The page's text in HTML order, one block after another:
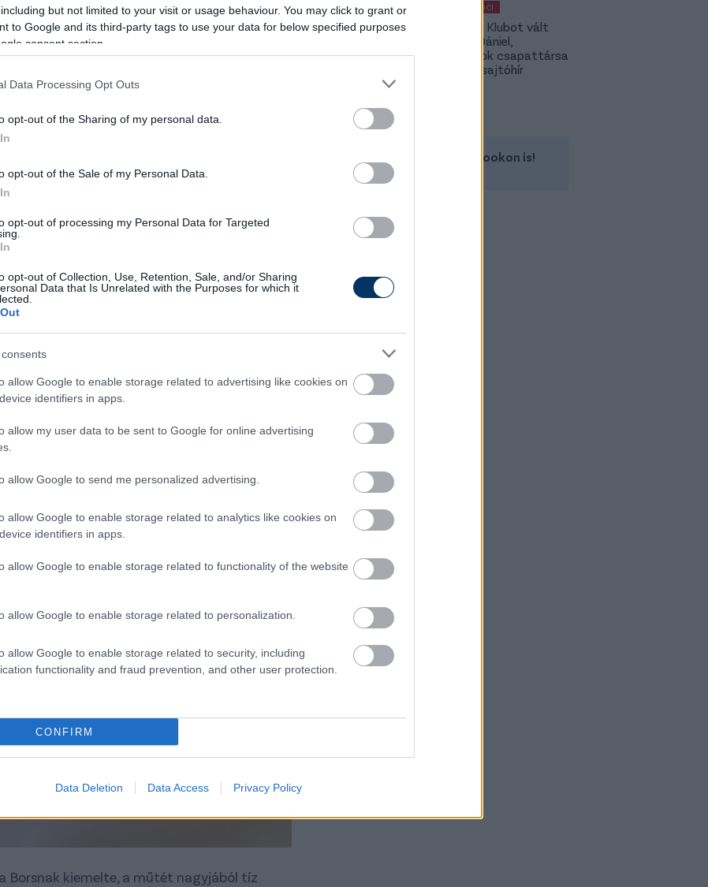
but not limited to your visit or usage behaviour. You may click to grant or
to Google and its third-party tags to use your data for below specified purposes
consent section.
Data Processing Opt Outs
opt-out of the Sharing of my personal data.
opt-out of the Sale of my Personal Data.
opt-out of processing my Personal Data for Targeted
opt-out of Collection, Use, Retention, Sale, and/or Sharing
Data that Is Unrelated with the Purposes for which it
allow Google to enable storage related to advertising like cookies on
identifiers in apps.
allow my user data to be sent to Google for online advertising
allow Google to send me personalized advertising.
allow Google to enable storage related to analytics like cookies on
identifiers in apps.
allow Google to enable storage related to functionality of the website
allow Google to enable storage related to personalization.
allow Google to enable storage related to security, including
functionality and fraud prevention, and other user protection.
CONFIRM
Data Deletion Data Access Privacy Policy
Borsnak kiemelte, a műtét nagyjából tíz
MAGYAR FOCI
Légiósok: Klubot vált
Gazdag Dániel,
világbajnok csapattársa
is lehet - sajtóhír
Kövess minket a Facebookon is!